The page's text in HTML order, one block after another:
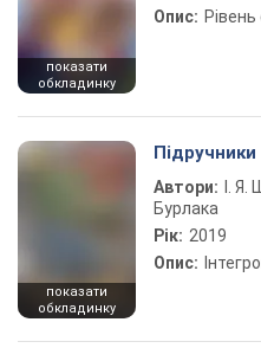
показати
обкладинку
Опис:
показати
обкладинку
Підручники
Автори:
І.
Бурлака
Рік: 2019
Опис: